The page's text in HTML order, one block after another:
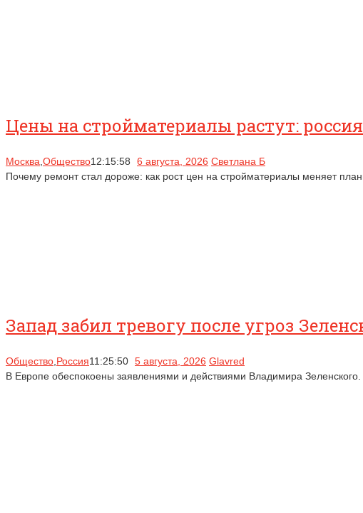
Цены на стройматериалы растут:
Москва,Общество12:15:58 6 августа, 2026 Светлана Б
Почему ремонт стал дороже: как рост цен на стройматериалы меняет
Запад забил тревогу после угроз
Общество,Россия11:25:50 5 августа, 2026 Glavred
В Европе обеспокоены заявлениями и действиями Владимира